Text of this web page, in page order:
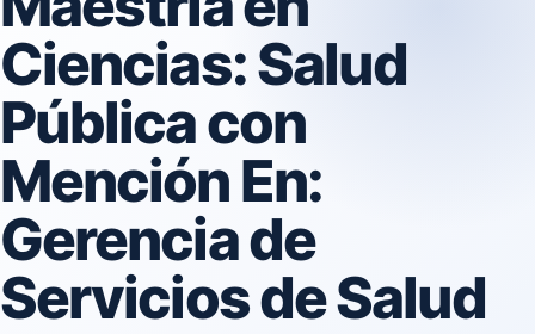
Ciencias: Salud
Pública con
Mención En:
Gerencia de
Servicios de Salud